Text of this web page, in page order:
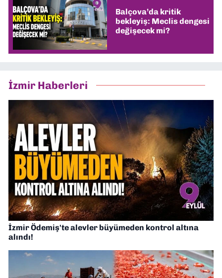
Balçova’da kritik
bekleyiş: Meclis dengesi
değişecek mi?
İzmir Haberleri
İzmir Ödemiş'te alevler büyümeden kontrol altına
alındı!